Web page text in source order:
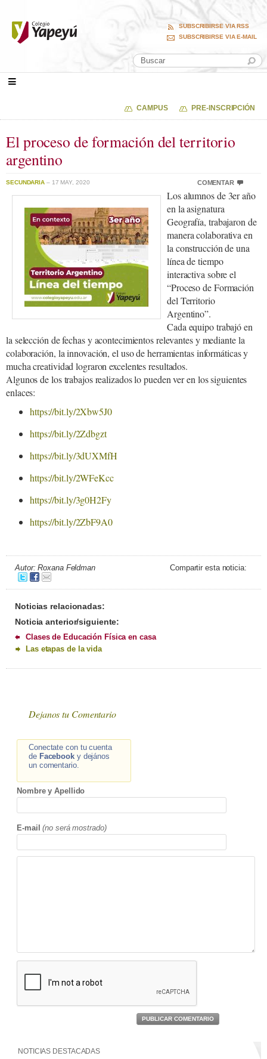
SUBSCRIBIRSE VIA RSS
SUBSCRIBIRSE VIA E-MAIL
CAMPUS PRE-INSCRIPCIÓN
El proceso de formación del territorio
argentino
SECUNDARIA – 17 MAY, 2020 COMENTAR
Los alumnos de 3er año
en la asignatura
Geografía, trabajaron de
manera colaborativa en
la construcción de una
línea de tiempo
interactiva sobre el
“Proceso de Formación
del Territorio
Argentino”.
Cada equipo trabajó en
la selección de fechas y acontecimientos relevantes y mediante la
colaboración, la innovación, el uso de herramientas informáticas y
mucha creatividad lograron excelentes resultados.
Algunos de los trabajos realizados lo pueden ver en los siguientes
enlaces:
https://bit.ly/2Xbw5J0
https://bit.ly/2Zdbgzt
https://bit.ly/3dUXMfH
https://bit.ly/2WFeKcc
https://bit.ly/3g0H2Fy
https://bit.ly/2ZbF9A0
Autor: Roxana Feldman Compartir esta noticia:
Noticias relacionadas:
Noticia anterior/siguiente:
Clases de Educación Física en casa
Las etapas de la vida
Dejanos tu Comentario
Conectate con tu cuenta
de Facebooky dejános
un comentario.
Nombre y Apellido
E-mail (no será mostrado)
PUBLICAR COMENTARIO
NOTICIAS DESTACADAS